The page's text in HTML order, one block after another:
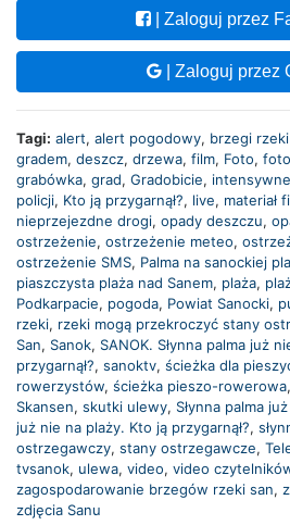
| Zaloguj przez
| Zaloguj przez
Tagi: alert, alert pogodowy, brzegi rzeki
gradem, deszcz, drzewa, film, Foto,
grabówka, grad, Gradobicie,
policji, Kto ją przygarnął?, live, materiał
nieprzejezdne drogi, opady deszczu,
ostrzeżenie, ostrzeżenie meteo,
ostrzeżenie SMS, Palma na sanockiej
piaszczysta plaża nad Sanem, plaża,
Podkarpacie, pogoda, Powiat Sanocki,
rzeki, rzeki mogą przekroczyć stany
San, Sanok, SANOK. Słynna palma już
przygarnął?, sanoktv, ścieżka dla
rowerzystów, ścieżka pieszo-rowerowa,
Skansen, skutki ulewy, Słynna palma
już nie na plaży. Kto ją przygarnął?,
ostrzegawczy, stany ostrzegawcze,
tvsanok, ulewa, video, video
zagospodarowanie brzegów rzeki san,
zdjęcia Sanu